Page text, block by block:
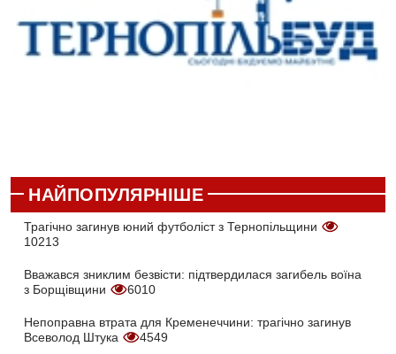
НАЙПОПУЛЯРНІШЕ
Трагічно загинув юний футболіст з Тернопільщини
10213
Вважався зниклим безвісти: підтвердилася загибель воїна
з Борщівщини
6010
Непоправна втрата для Кременеччини: трагічно загинув
Всеволод Штука
4549